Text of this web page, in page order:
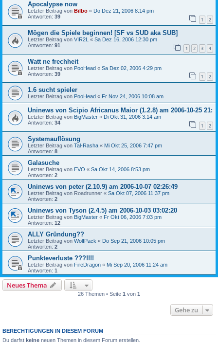
Apocalypse now
Letzter Beitrag von Bilbo « Do Dez 21, 2006 8:14 pm
Antworten: 39 1 2
Mögen die Spiele beginnen! [SF vs SUD aka SUB]
Letzter Beitrag von VIR2L « Sa Dez 16, 2006 12:30 pm
Antworten: 91 1 2 3 4
Watt ne frechheit
Letzter Beitrag von PooHead « Sa Dez 02, 2006 4:29 pm
Antworten: 39 1 2
1.6 sucht spieler
Letzter Beitrag von PooHead « Fr Nov 24, 2006 10:08 am
Uninews von Scipio Africanus Maior (1.2.8) am 2006-10-25 21:
Letzter Beitrag von BigMaster « Di Okt 31, 2006 3:14 am
Antworten: 34 1 2
Systemauflösung
Letzter Beitrag von Tal-Rasha « Mi Okt 25, 2006 7:47 pm
Antworten: 8
Galasuche
Letzter Beitrag von EVO « Sa Okt 14, 2006 8:53 pm
Antworten: 2
Uninews von peter (2.10.9) am 2006-10-07 02:26:49
Letzter Beitrag von Roadrunner « Sa Okt 07, 2006 11:37 pm
Antworten: 2
Uninews von Tyson (2.4.5) am 2006-10-03 03:02:20
Letzter Beitrag von BigMaster « Fr Okt 06, 2006 7:03 pm
Antworten: 12
ALLY Gründung??
Letzter Beitrag von WolfPack « Do Sep 21, 2006 10:05 pm
Antworten: 2
Punkteverluste ???!!!!
Letzter Beitrag von FireDragon « Mi Sep 20, 2006 11:24 am
Antworten: 1
Neues Thema
26 Themen • Seite 1 von 1
Gehe zu
BERECHTIGUNGEN IN DIESEM FORUM
Du darfst keine neuen Themen in diesem Forum erstellen.